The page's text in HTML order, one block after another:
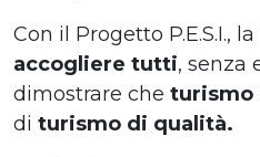
Con il Progetto P.E.S.I.,
accogliere tutti, senza
dimostrare che turismo
di turismo di qualità.